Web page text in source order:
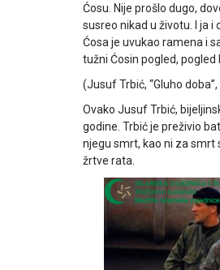
Ćosu. Nije prošlo dugo,
susreo nikad u životu. I ja
Ćosa je uvukao ramena i
tužni Ćosin pogled,
(Jusuf Trbić, “Gluho
Ovako Jusuf Trbić,
godine. Trbić je preživio
njegu smrt, kao ni za smrt
žrtve rata.